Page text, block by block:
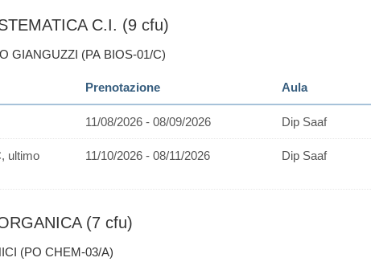
C.I. (9 cfu)
GIANGUZZI (PA BIOS-01/C)
Prenotazione Aula
11/08/2026 - 08/09/2026 Dip Saaf
ultimo
11/10/2026 - 08/11/2026 Dip Saaf
(7 cfu)
(PO CHEM-03/A)